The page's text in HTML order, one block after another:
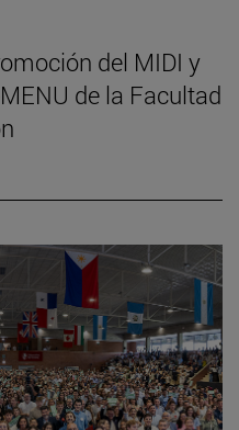
del MIDI y
de la Facultad